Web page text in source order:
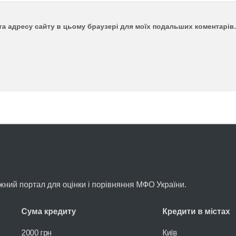
адресу сайту в цьому браузері для моїх подальших коментарів.
портал для оцінки і порівняння МФО України.
Сума кредиту
2000 грн
Кредити в містах
Київ